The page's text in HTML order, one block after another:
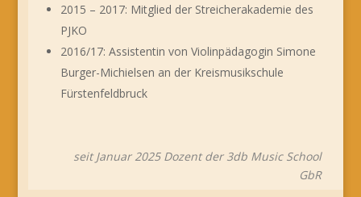
2015 – 2017: Mitglied der Streicherakademie des
PJKO
2016/17: Assistentin von Violinpädagogin Simone
Burger-Michielsen an der Kreismusikschule
Fürstenfeldbruck
seit Januar 2025 Dozent der 3db Music School
GbR